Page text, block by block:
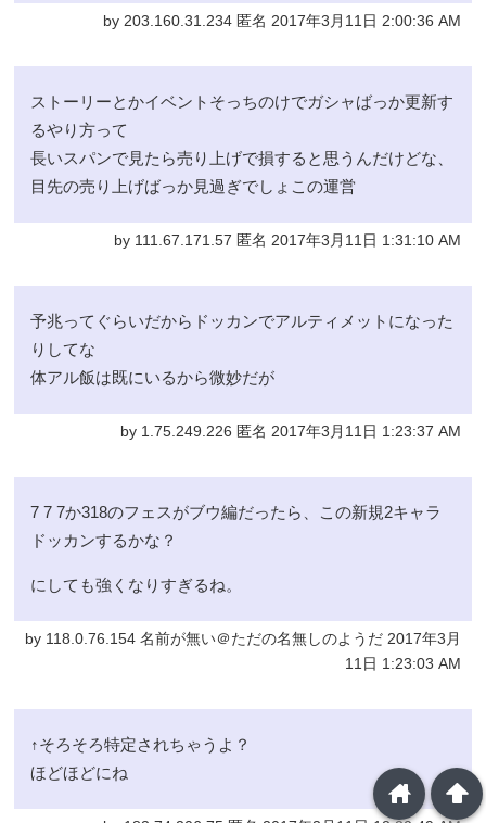
by 203.160.31.234 匿名 2017年3月11日 2:00:36 AM
ストーリーとかイベントそっちのけでガシャばっか更新す
るやり方って
長いスパンで見たら売り上げで損すると思うんだけどな、
目先の売り上げばっか見過ぎでしょこの運営
by 111.67.171.57 匿名 2017年3月11日 1:31:10 AM
予兆ってぐらいだからドッカンでアルティメットになった
りしてな
体アル飯は既にいるから微妙だが
by 1.75.249.226 匿名 2017年3月11日 1:23:37 AM
7 7 7か318のフェスがブウ編だったら、この新規2キャラ
ドッカンするかな？
にしても強くなりすぎるね。
by 118.0.76.154 名前が無い＠ただの名無しのようだ 2017年3月
11日 1:23:03 AM
↑そろそろ特定されちゃうよ？
ほどほどにね
arrowup
home